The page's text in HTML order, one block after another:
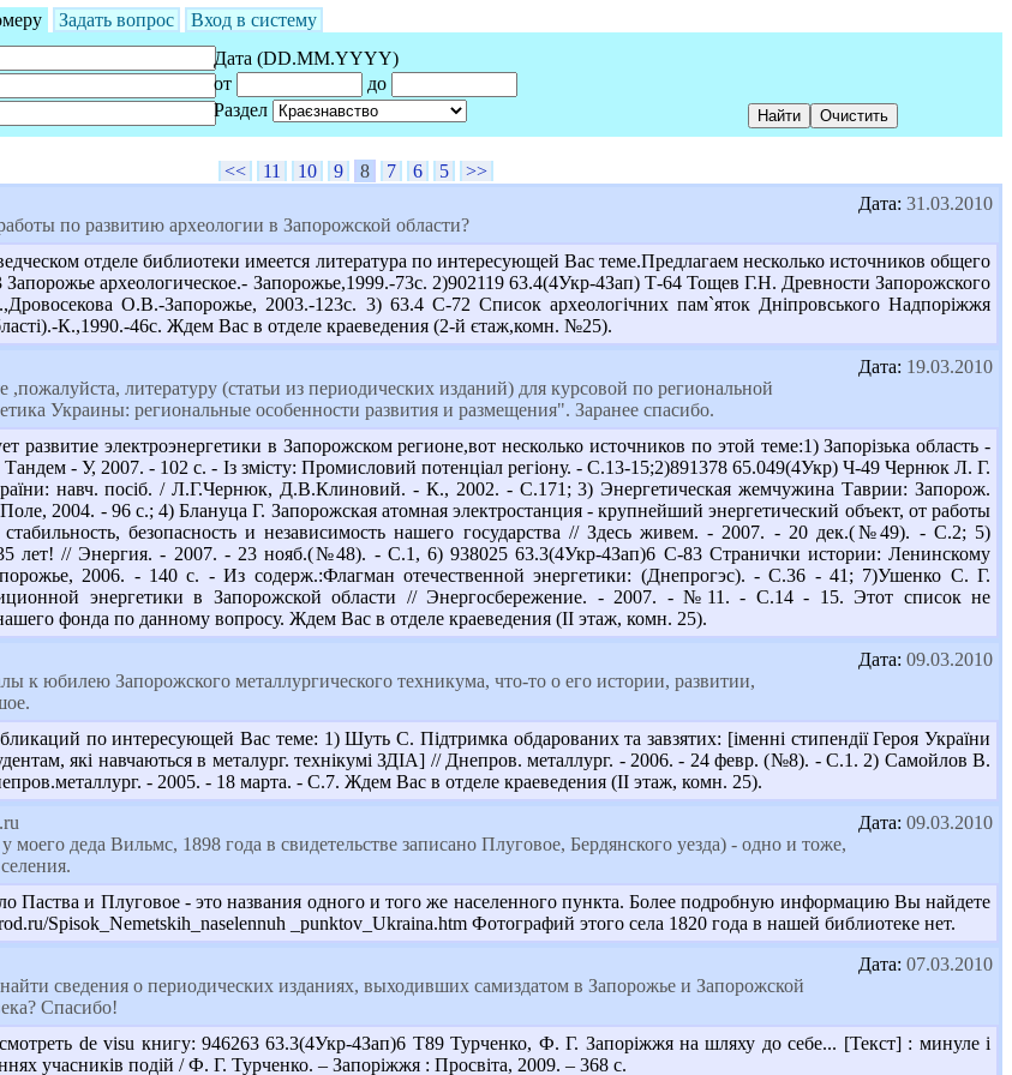
Задать вопрос
Вход в систему
Дата (DD.MM.YYYY)
от
до
Раздел
<< 11 10 9 8 7 6 5
>>
Дата: 31.03.2010
по развитию археологии в Запорожской области?
отделе библиотеки имеется литература по интересующей Вас теме.Предлагаем несколько источников общего
Запорожье археологическое.- Запорожье,1999.-73с. 2)902119 63.4(4Укр-4Зап) Т-64 Тощев Г.Н. Древности Запорожского
О.В.-Запорожье, 2003.-123с. 3) 63.4 С-72 Список археологічних пам`яток Дніпровського Надпоріжжя
К.,1990.-46с. Ждем Вас в отделе краеведения (2-й єтаж,комн. №25).
Дата: 19.03.2010
литературу (статьи из периодических изданий) для курсовой по региональной
Украины: региональные особенности развития и размещения". Заранее спасибо.
развитие электроэнергетики в Запорожском регионе,вот несколько источников по этой теме:1) Запорізька область -
- У, 2007. - 102 с. - Із змісту: Промисловий потенціал регіону. - С.13-15;2)891378 65.049(4Укр) Ч-49 Чернюк Л. Г.
навч. посіб. / Л.Г.Чернюк, Д.В.Клиновий. - К., 2002. - С.171; 3) Энергетическая жемчужина Таврии: Запорож.
2004. - 96 с.; 4) Блануца Г. Запорожская атомная электростанция - крупнейший энергетический объект, от работы
стабильность, безопасность и независимость нашего государства // Здесь живем. - 2007. - 20 дек.(№49). - С.2; 5)
лет! // Энергия. - 2007. - 23 нояб.(№48). - С.1, 6) 938025 63.3(4Укр-4Зап)6 С-83 Странички истории: Ленинскому
2006. - 140 с. - Из содерж.:Флагман отечественной энергетики: (Днепрогэс). - С.36 - 41; 7)Ушенко С. Г.
энергетики в Запорожской области // Энергосбережение. - 2007. - №11. - С.14 - 15. Этот список не
фонда по данному вопросу. Ждем Вас в отделе краеведения (II этаж, комн. 25).
Дата: 09.03.2010
к юбилею Запорожского металлургического техникума, что-то о его истории, развитии,
по интересующей Вас теме: 1) Шуть С. Підтримка обдарованих та завзятих: [іменні стипендії Героя України
які навчаються в металург. технікумі ЗДІА] // Днепров. металлург. - 2006. - 24 февр. (№8). - С.1. 2) Самойлов В.
- 2005. - 18 марта. - С.7. Ждем Вас в отделе краеведения (II этаж, комн. 25).
Дата: 09.03.2010
моего деда Вильмс, 1898 года в свидетельстве записано Плуговое, Бердянского уезда) - одно и тоже,
Паства и Плуговое - это названия одного и того же населенного пункта. Более подробную информацию Вы найдете
Spisok_Nemetskih_naselennuh _punktov_Ukraina.htm Фотографий этого села 1820 года в нашей библиотеке нет.
Дата: 07.03.2010
сведения о периодических изданиях, выходивших самиздатом в Запорожье и Запорожской
Спасибо!
de visu книгу: 946263 63.3(4Укр-4Зап)6 Т89 Турченко, Ф. Г. Запоріжжя на шляху до себе... [Текст] : минуле і
учасників подій / Ф. Г. Турченко. – Запоріжжя : Просвіта, 2009. – 368 с.